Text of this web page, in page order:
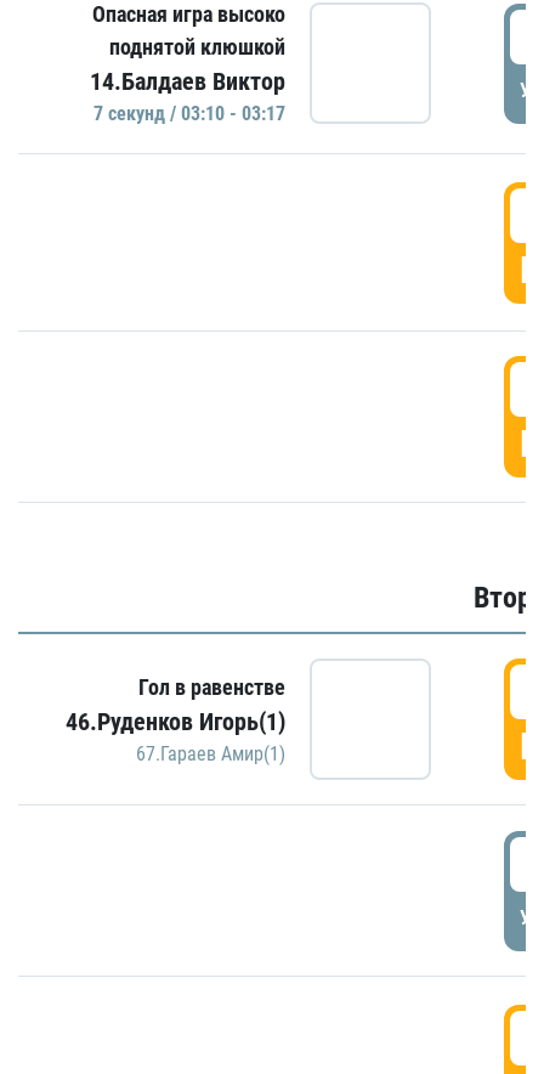
Опасная игра высоко
поднятой клюшкой
14.Балдаев Виктор
7 секунд / 03:10 - 03:17
Гол в равенстве
46.Руденков Игорь(1)
67.Гараев Амир(1)